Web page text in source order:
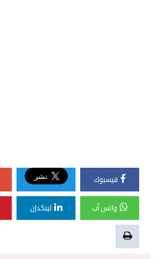
فيسبوك
واتس آب لينكدإن